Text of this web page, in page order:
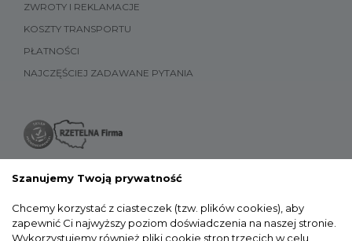
ZWROTY I REKLAMACJE
KOSZTY TRANSPORTU
PŁATNOŚCI
NAJCZĘŚCIEJ ZADAWANE PYTANIA
Szanujemy Twoją prywatność
Chcemy korzystać z ciasteczek (tzw. plików cookies), aby
zapewnić Ci najwyższy poziom doświadczenia na naszej stronie.
Wykorzystujemy również pliki cookie stron trzecich w celu